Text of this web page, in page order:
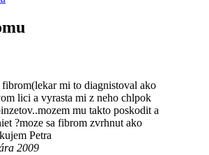
mi to diagnistoval ako
lici a vyrasta mi z neho chlpok
mu takto poskodit a
?moze sa fibrom zvrhnut ako
Petra
2009